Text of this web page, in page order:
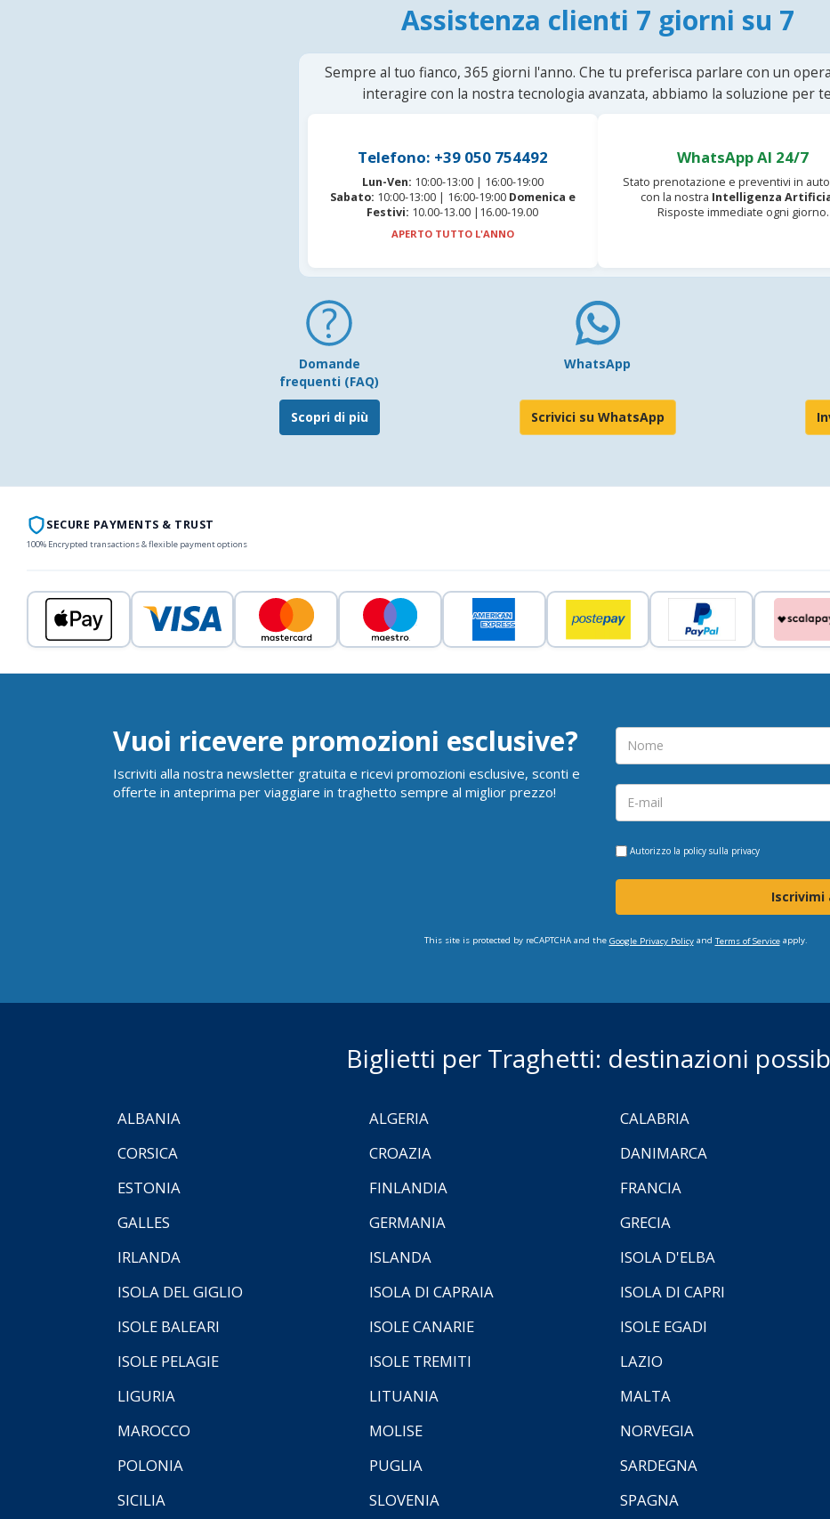
Assistenza clienti 7 giorni su 7
Sempre al tuo fianco, 365 giorni l'anno. Che tu preferisca parlare con un
interagire con la nostra tecnologia avanzata, abbiamo la soluzione per
Telefono: +39 050 754492
Lun-Ven: 10:00-13:00 | 16:00-19:00
Sabato: 10:00-13:00 | 16:00-19:00 Domenica e
Festivi: 10.00-13.00 |16.00-19.00
APERTO TUTTO L'ANNO
WhatsApp AI 24/7
Stato prenotazione e preventivi in
con la nostra Intelligenza
Risposte immediate ogni giorno.
Domande
frequenti (FAQ)
Scopri di più
WhatsApp
Scrivici su WhatsApp
SECURE PAYMENTS & TRUST
100% Encrypted transactions & flexible payment options
Vuoi ricevere promozioni esclusive?
Iscriviti alla nostra newsletter gratuita e ricevi promozioni esclusive, sconti e
offerte in anteprima per viaggiare in traghetto sempre al miglior prezzo!
Autorizzo la policy sulla privacy
Iscrivimi
This site is protected by reCAPTCHA and the Google Privacy Policyand Terms of Serviceapply.
Biglietti per Traghetti: destinazioni
ALBANIA ALGERIA CALABRIA
CORSICA
CROAZIA DANIMARCA
ESTONIA
FINLANDIA FRANCIA
GALLES
GERMANIA GRECIA
IRLANDA
ISLANDA ISOLA D'ELBA
ISOLA DEL GIGLIO
ISOLA DI CAPRAIA ISOLA DI CAPRI
ISOLE BALEARI
ISOLE CANARIE ISOLE EGADI
ISOLE PELAGIE
ISOLE TREMITI LAZIO
LIGURIA
LITUANIA MALTA
MAROCCO
MOLISE NORVEGIA
POLONIA
PUGLIA SARDEGNA
SICILIA
SLOVENIA SPAGNA